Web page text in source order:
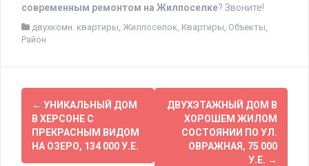
современным ремонтом на Жилпоселке? Звоните!
двухкомн. квартиры Жилпоселок Квартиры Объекты
Район
Навигация
по
записям
← УНИКАЛЬНЫЙ ДОМ
В ХЕРСОНЕ С
ПРЕКРАСНЫМ ВИДОМ
НА ОЗЕРО, 134 000 У.Е.
ДВУХЭТАЖНЫЙ ДОМ В
ХОРОШЕМ ЖИЛОМ
СОСТОЯНИИ ПО УЛ.
ОВРАЖНАЯ, 75 000
У.Е. →